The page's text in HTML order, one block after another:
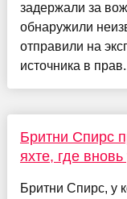
задержали за
обнаружили
отправили на
источника в
Бритни Спирс
яхте, где
Бритни Спирс, у